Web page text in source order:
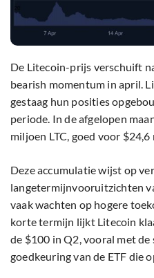
De Litecoin-prijs verschuift
bearish momentum in april.
gestaag hun posities
periode. In de afgelopen
miljoen LTC, goed voor $24,6
Deze accumulatie wijst op
langetermijnvooruitzichten
vaak wachten op hogere
korte termijn lijkt Litecoin
de $100 in Q2, vooral met de
goedkeuring van de ETF die